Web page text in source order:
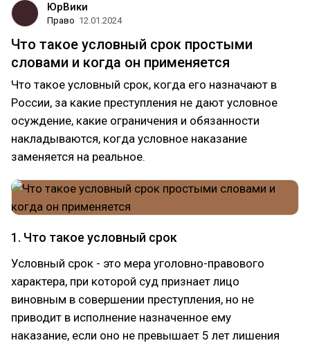
ЮрВики
Право 12.01.2024
Что такое условный срок простыми
словами и когда он применяется
Что такое условный срок, когда его назначают в
России, за какие преступления не дают условное
осуждение, какие ограничения и обязанности
накладываются, когда условное наказание
заменяется на реальное.
1. Что такое условный срок
Условный срок - это мера уголовно-правового
характера, при которой суд признает лицо
виновным в совершении преступления, но не
приводит в исполнение назначенное ему
наказание, если оно не превышает 5 лет лишения